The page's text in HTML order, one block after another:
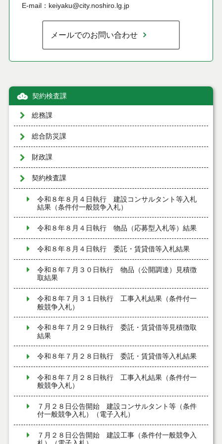
E-mail：keiyaku@city.noshiro.lg.jp
メールでのお問い合わせ
契約検査課
総務課
総合防災課
財政課
契約検査課
令和８年８月４日執行 建設コンサルタント等入札
結果（条件付一般競争入札）
令和８年８月４日執行 物品（応募型入札等）結果
令和８年８月４日執行 委託・賃貸借等入札結果
令和８年７月３０日執行 物品（公開調達）見積徴
取結果
令和８年７月３１日執行 工事入札結果（条件付一
般競争入札）
令和８年７月２９日執行 委託・賃貸借等見積徴取
結果
令和８年７月２８日執行 委託・賃貸借等入札結果
令和８年７月２８日執行 工事入札結果（条件付一
般競争入札）
７月２８日公告開始 建設コンサルタント等（条件
付一般競争入札）（電子入札）
７月２８日公告開始 建設工事（条件付一般競争入